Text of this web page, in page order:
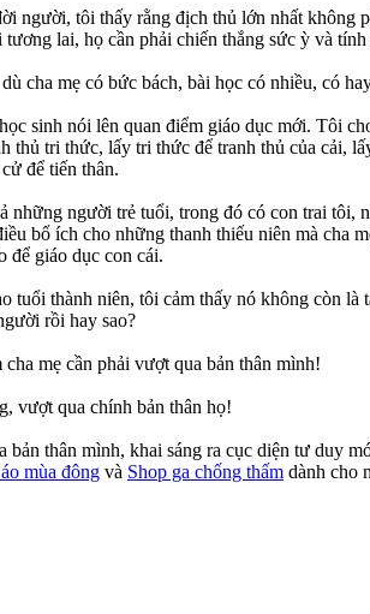
người, tôi thấy rằng địch thủ lớn nhất
lai, họ cần phải chiến thắng sức ỳ và
cha mẹ có bức bách, bài học có nhiều, có
sinh nói lên quan điểm giáo dục mới. Tôi
thủ tri thức, lấy tri thức để tranh thủ của cải,
để tiến thân.
những người trẻ tuổi, trong đó có con trai
bổ ích cho những thanh thiếu niên mà
để giáo dục con cái.
thành niên, tôi cảm thấy nó không còn
rồi hay sao?
mẹ cần phải vượt qua bản thân mình!
vượt qua chính bản thân họ!
bản thân mình, khai sáng ra cục diện tư duy
mùa đông và Shop ga chống thấm dành cho